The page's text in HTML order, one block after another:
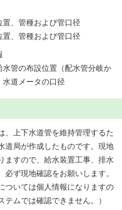
、管種および管口径
、管種および管口径
管の布設位置（配水管分岐か
水道メータの口径
、上下水道管を維持管理するた
道局が作成したものです。現地
ますので、給水装置工事、排水
ず現地確認をお願いします。
ついては個人情報になりますの
テムでは確認できません。）